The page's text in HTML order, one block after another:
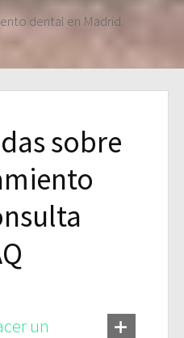
dental en Madrid.
sobre
un